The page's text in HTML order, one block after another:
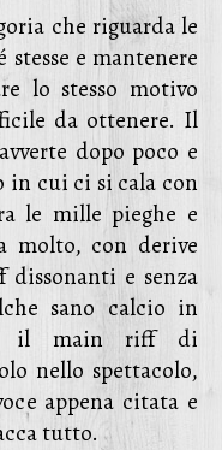
che riguarda le
stesse e mantenere
lo stesso motivo
da ottenere. Il
dopo poco e
in cui ci si cala con
le mille pieghe e
molto, con derive
dissonanti e senza
sano calcio in
il main riff di
nello spettacolo,
appena citata e
tutto.